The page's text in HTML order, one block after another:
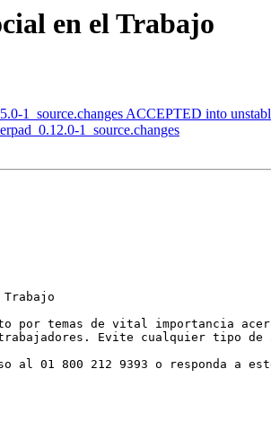
en el Trabajo
1_source.changes ACCEPTED into
1_source.changes
por temas de vital
Evite cualquier tipo
al 01 800 212 9393 o responda a